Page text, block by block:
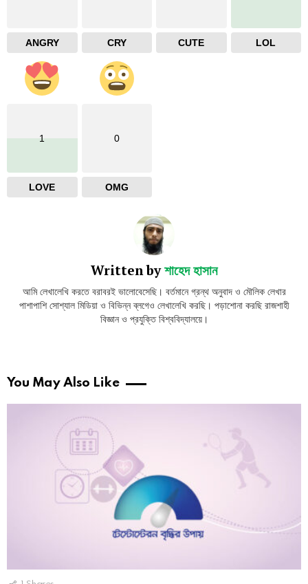
ANGRY CRY CUTE LOL
1
LOVE
0
OMG
Written byশাহেদ হাসান
আমি লেখালেখি করতে বরাবরই ভালোবেসেছি। বর্তমানে গ্রন্থ অনুবাদ ও মৌলিক লেখার
পাশাপাশি সোশ্যাল মিডিয়া ও বিভিন্ন ব্লগেও লেখালেখি করছি। পড়াশোনা করছি রাজশাহী
বিজ্ঞান ও প্রযুক্তি বিশ্ববিদ্যালয়ে।
You May Also Like